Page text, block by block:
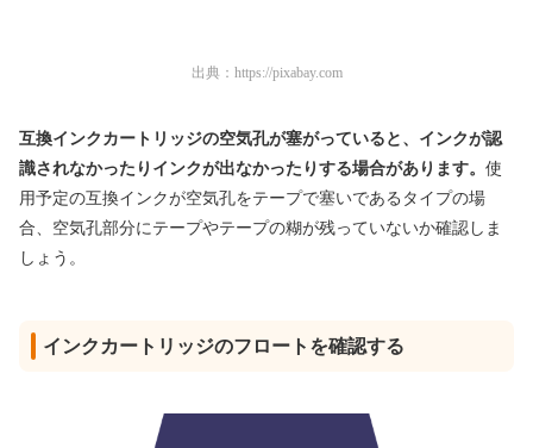
出典： https://pixabay.com
互換インクカートリッジの空気孔が塞がっていると、インクが認
識されなかったりインクが出なかったりする場合があります。 使
用予定の互換インクが空気孔をテープで塞いであるタイプの場
合、空気孔部分にテープやテープの糊が残っていないか確認しま
しょう。
インクカートリッジのフロートを確認する